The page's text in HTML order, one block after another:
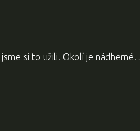
si to užili. Okolí je